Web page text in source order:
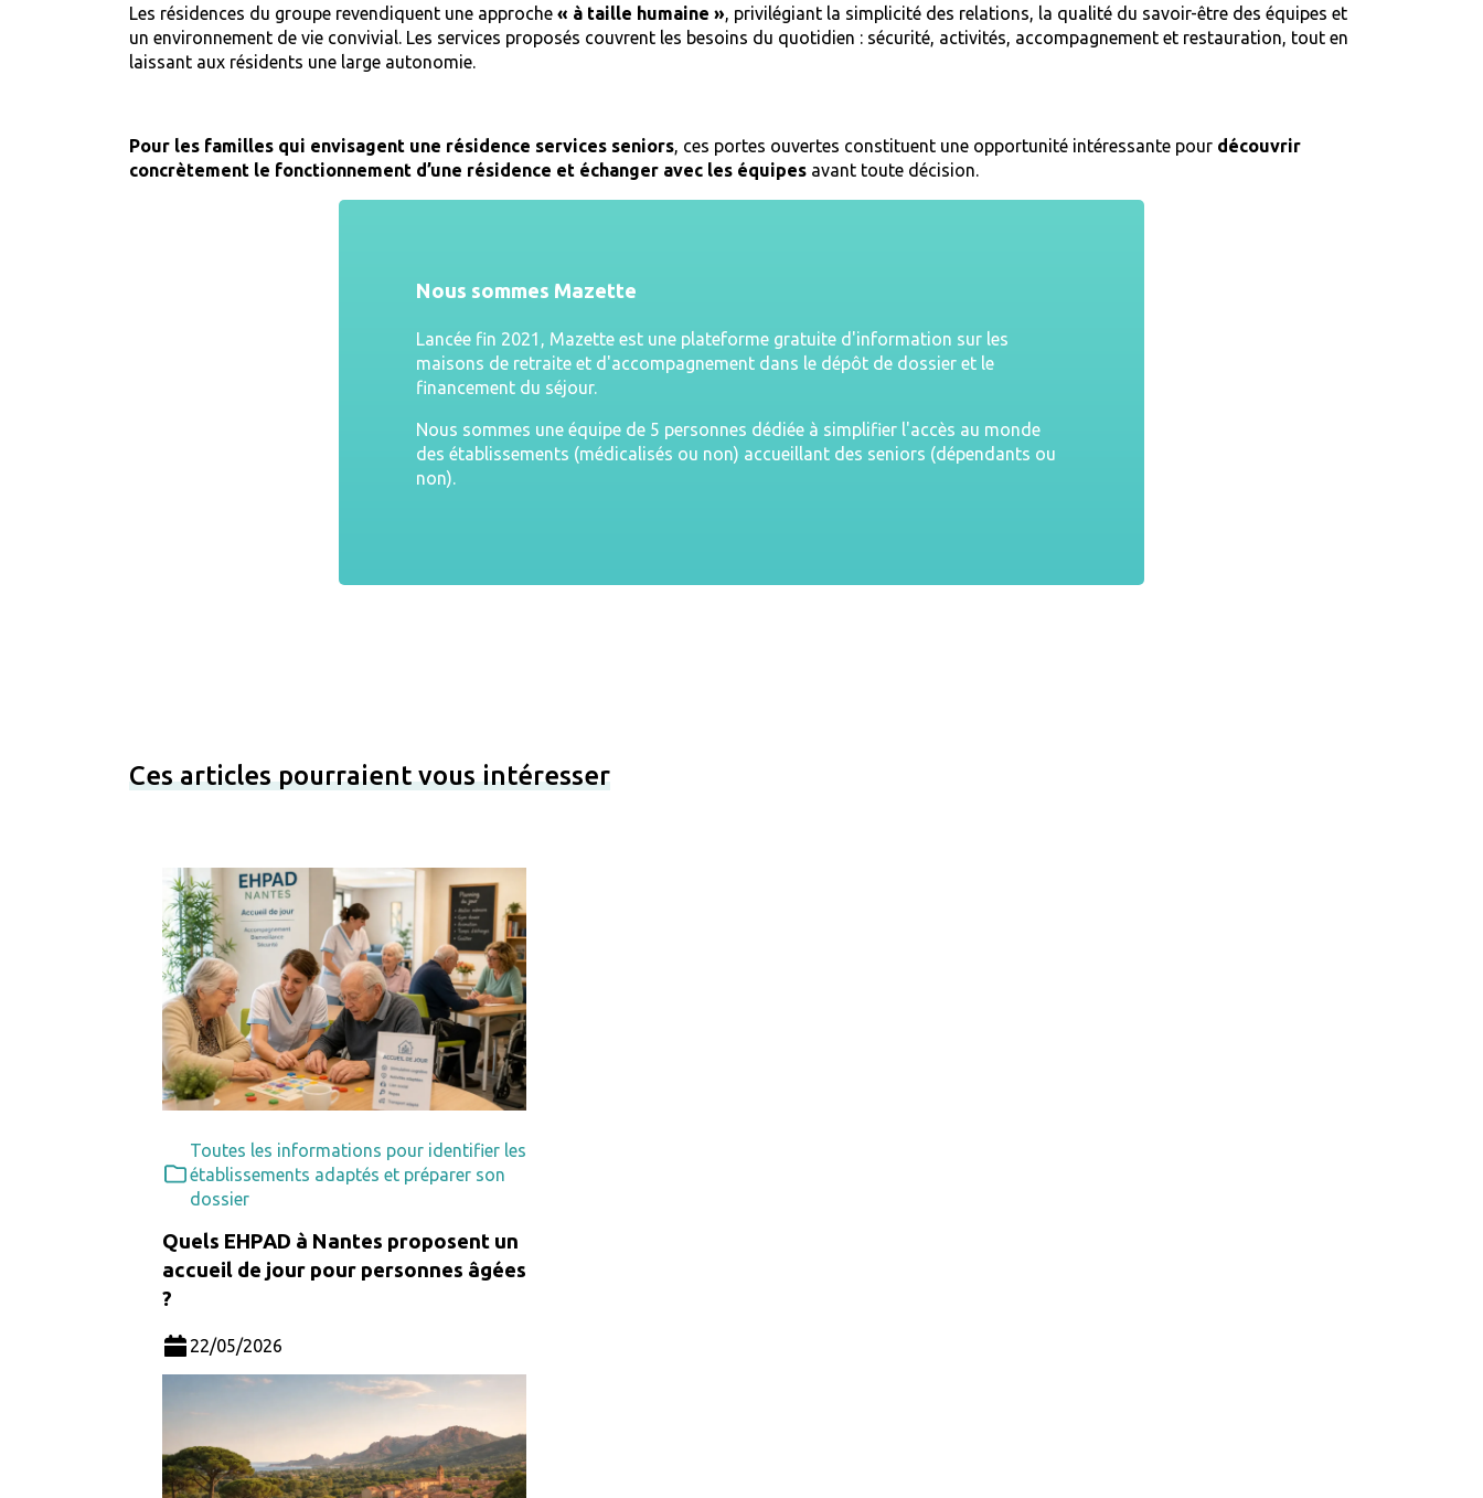
Les résidences du groupe revendiquent une approche « à taille humaine », privilégiant la simplicité des relations, la qualité du savoir-être des équipes et
un environnement de vie convivial. Les services proposés couvrent les besoins du quotidien : sécurité, activités, accompagnement et restauration, tout en
laissant aux résidents une large autonomie.
Pour les familles qui envisagent une résidence services seniors, ces portes ouvertes constituent une opportunité intéressante pour découvrir
concrètement le fonctionnement d’une résidence et échanger avec les équipes avant toute décision.
Nous sommes Mazette
Lancée fin 2021, Mazette est une plateforme gratuite d'information sur les
maisons de retraite et d'accompagnement dans le dépôt de dossier et le
financement du séjour.
Nous sommes une équipe de 5 personnes dédiée à simplifier l'accès au monde
des établissements (médicalisés ou non) accueillant des seniors (dépendants ou
non).
Ces articles pourraient vous intéresser
Toutes les informations pour identifier les
établissements adaptés et préparer son
dossier
Quels EHPAD à Nantes proposent un
accueil de jour pour personnes âgées
?
22/05/2026